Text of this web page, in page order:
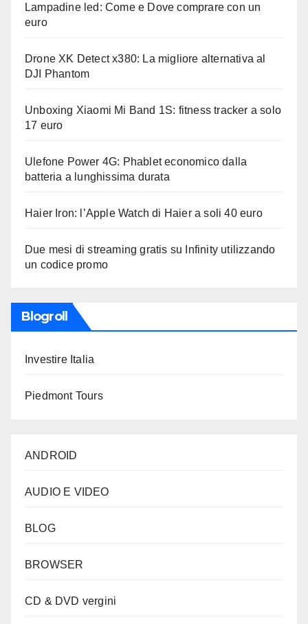
Lampadine led: Come e Dove comprare con un
euro
Drone XK Detect x380: La migliore alternativa al
DJI Phantom
Unboxing Xiaomi Mi Band 1S: fitness tracker a solo
17 euro
Ulefone Power 4G: Phablet economico dalla
batteria a lunghissima durata
Haier Iron: l’Apple Watch di Haier a soli 40 euro
Due mesi di streaming gratis su Infinity utilizzando
un codice promo
Blogroll
Investire Italia
Piedmont Tours
ANDROID
AUDIO E VIDEO
BLOG
BROWSER
CD & DVD vergini